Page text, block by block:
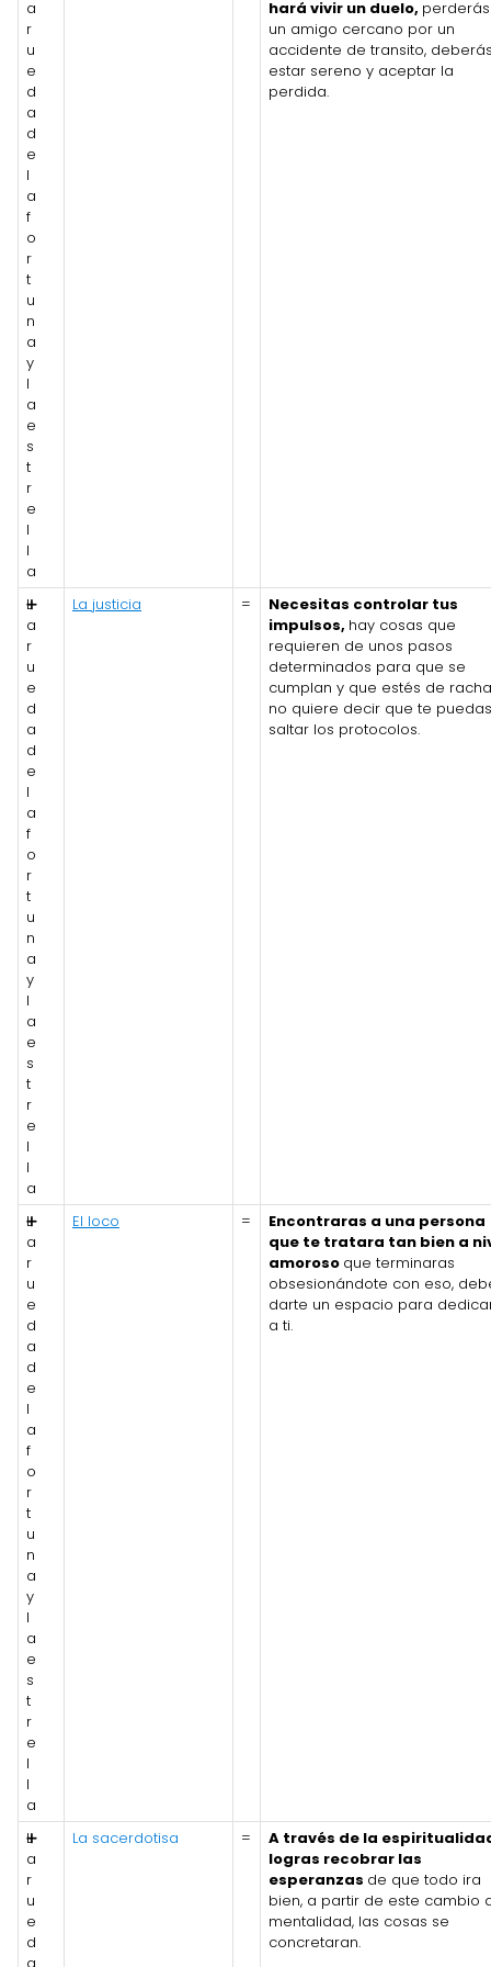
a
r
u
e
d
a
d
e
l
a
f
o
r
t
u
n
a
y
l
a
e
s
t
r
e
l
l
a
hará vivir un duelo,
un amigo cercano por un
accidente de transito,
estar sereno y aceptar la
perdida.
L
a
r
u
e
d
a
d
e
l
a
f
o
r
t
u
n
a
y
l
a
e
s
t
r
e
l
l
a
➕ La justicia =
Necesitas controlar tus
impulsos, hay cosas que
requieren de unos pasos
determinados para que se
cumplan y que estés de racha
no quiere decir que te puedas
saltar los protocolos.
L
a
r
u
e
d
a
d
e
l
a
f
o
r
t
u
n
a
y
l
a
e
s
t
r
e
l
l
a
➕ El loco =
Encontraras a una persona
que te tratara tan bien a
amoroso que terminaras
obsesionándote con eso,
darte un espacio para
a ti.
L
a
r
u
e
d
➕ La sacerdotisa =
A través de la
logras recobrar las
esperanzas de que todo ira
bien, a partir de este cambio
mentalidad, las cosas se
concretaran.